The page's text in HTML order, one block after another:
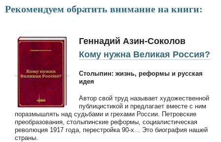
Рекомендуем обратить внимание на книги:
Геннадий Азин-Соколов
Кому нужна Великая Россия?
Столыпин: жизнь, реформы и русская
идея
Автор свой труд называет художественной
публицистикой и предлагает вместе с ним
поразмышлять над судьбами и грехами России. Петровские
преобразования, столыпинские реформы, социалистическая
революция 1917 года, перестройка 90-х... Это биография нашей
страны.